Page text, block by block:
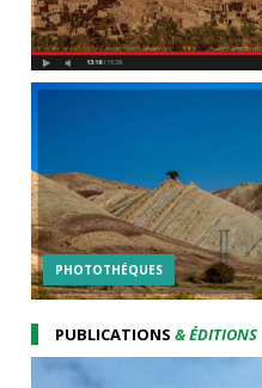
PHOTOTHÉQUES
PUBLICATIONS& ÉDITIONS